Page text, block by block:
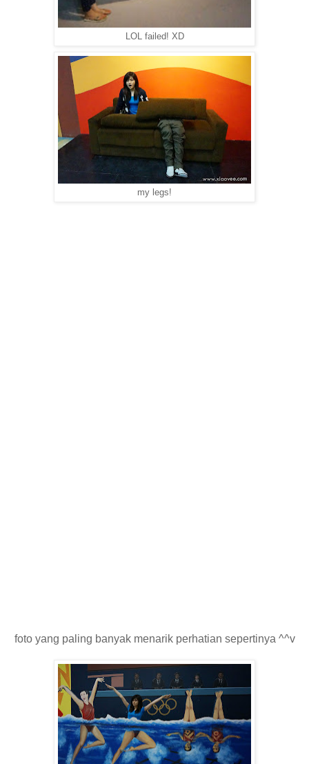
LOL failed! XD
my legs!
foto yang paling banyak menarik perhatian sepertinya ^^v